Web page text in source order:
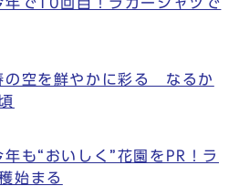
空を鮮やかに彩る なるか
も“おいしく”花園をPR！ラ
始まる